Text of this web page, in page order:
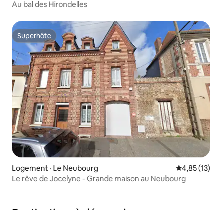
Au bal des Hirondelles
Superhôte
Superhôte
Logement · Le Neubourg Note
4,85 (13)
Le rêve de Jocelyne - Grande maison au Neubourg